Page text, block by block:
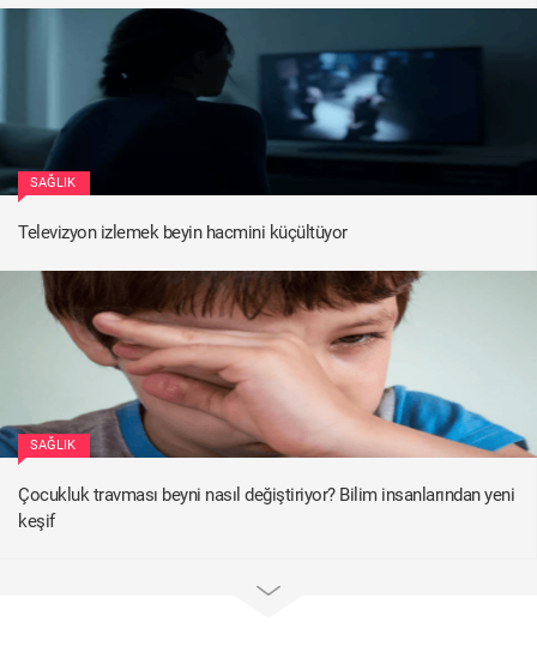
SAĞLIK
Televizyon izlemek beyin hacmini küçültüyor
SAĞLIK
Çocukluk travması beyni nasıl değiştiriyor? Bilim insanlarından yeni
keşif